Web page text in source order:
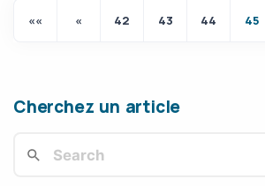
«« « 42 43 44 45
Cherchez un article